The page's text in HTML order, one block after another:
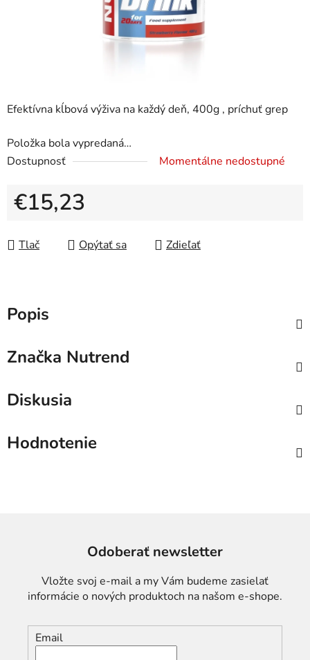
Efektívna kĺbová výživa na každý deň, 400g , príchuť grep
Položka bola vypredaná…
Dostupnosť
Momentálne nedostupné
€15,23
Tlač
Opýtať sa Zdieľať
Popis
Značka Nutrend
Diskusia
Hodnotenie
Odoberať newsletter
Vložte svoj e-mail a my Vám budeme zasielať
informácie o nových produktoch na našom e-shope.
Email